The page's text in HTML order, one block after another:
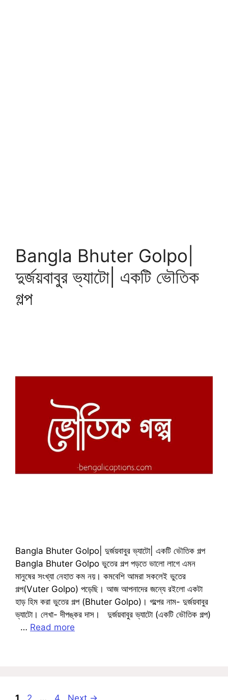
Bangla Bhuter Golpo|
দুর্জয়বাবুর ভ্যাটো| একটি ভৌতিক
গল্প
Bangla Bhuter Golpo| দুর্জয়বাবুর ভ্যাটো| একটি ভৌতিক গল্প
Bangla Bhuter Golpo ভুতের গল্প পড়তে ভালো লাগে এমন
মানুষের সংখ্যা নেহাত কম নয়। কমবেশি আমরা সকলেই ভুতের
গল্প(Vuter Golpo) পড়েছি। আজ আপনাদের জন্যে রইলো একটা
হাড় হিম করা ভুতের গল্প (Bhuter Golpo)। গল্পের নাম- দুর্জয়বাবুর
ভ্যাটো। লেখা- দীপঙ্কর দাস। দুর্জয়বাবুর ভ্যাটো (একটি ভৌতিক গল্প)
… Read more
PagePage Page